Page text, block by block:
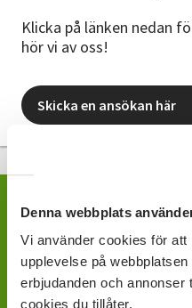
Denna webbplats
Vi använder cookies för
upplevelse på
erbjudanden och
cookies du tillåter.
Klicka på länken nedan
hör vi av oss!
Skicka en ansökan här
avdelning